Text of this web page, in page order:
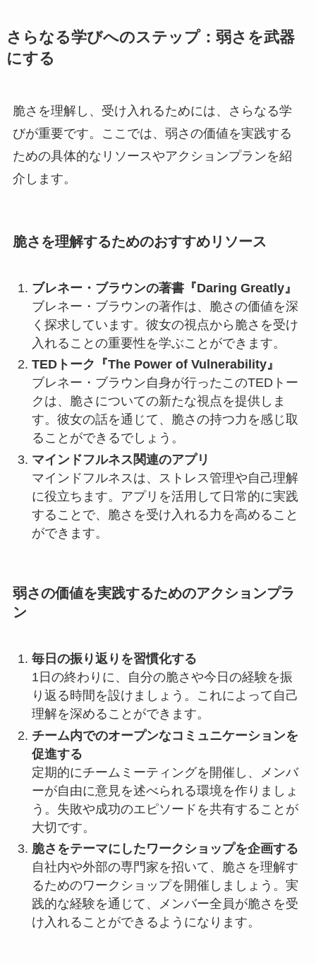
さらなる学びへのステップ：弱さを武器
にする
脆さを理解し、受け入れるためには、さらなる学
びが重要です。ここでは、弱さの価値を実践する
ための具体的なリソースやアクションプランを紹
介します。
脆さを理解するためのおすすめリソース
ブレネー・ブラウンの著書『Daring Greatly』
ブレネー・ブラウンの著作は、脆さの価値を深
く探求しています。彼女の視点から脆さを受け
入れることの重要性を学ぶことができます。
TEDトーク『The Power of Vulnerability』
ブレネー・ブラウン自身が行ったこのTEDトー
クは、脆さについての新たな視点を提供しま
す。彼女の話を通じて、脆さの持つ力を感じ取
ることができるでしょう。
マインドフルネス関連のアプリ
マインドフルネスは、ストレス管理や自己理解
に役立ちます。アプリを活用して日常的に実践
することで、脆さを受け入れる力を高めること
ができます。
弱さの価値を実践するためのアクションプラ
ン
毎日の振り返りを習慣化する
1日の終わりに、自分の脆さや今日の経験を振
り返る時間を設けましょう。これによって自己
理解を深めることができます。
チーム内でのオープンなコミュニケーションを
促進する
定期的にチームミーティングを開催し、メンバ
ーが自由に意見を述べられる環境を作りましょ
う。失敗や成功のエピソードを共有することが
大切です。
脆さをテーマにしたワークショップを企画する
自社内や外部の専門家を招いて、脆さを理解す
るためのワークショップを開催しましょう。実
践的な経験を通じて、メンバー全員が脆さを受
け入れることができるようになります。